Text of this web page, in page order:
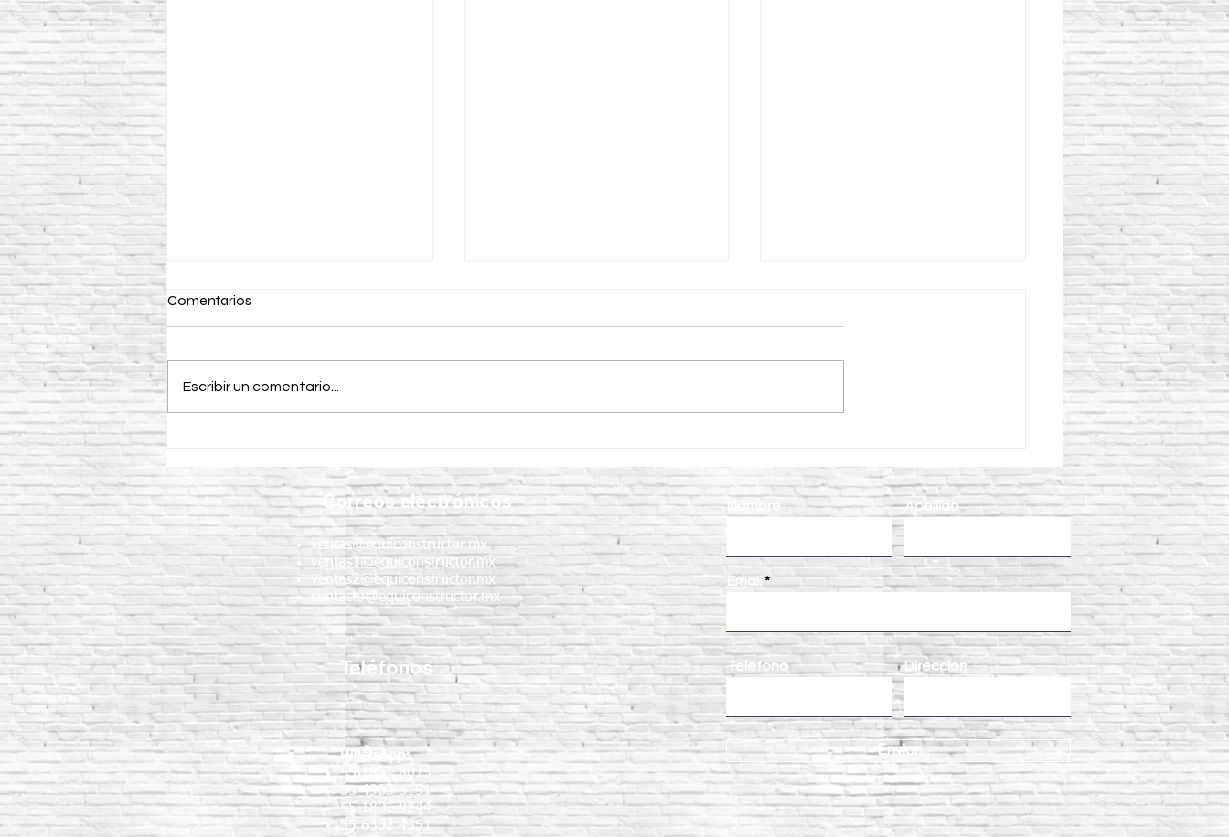
recomendaciones para obras
de concreto
del concreto
un concreto más resistente?
Comentarios
Escribir un comentario...
Correos electrónicos
ventas@equiconstructor.mx
ventas1@equiconstructor.mx
ventas2@equiconstructor.mx
contacto@equiconstructor.mx
Teléfonos
WhatsApp:
55 1801 8075
55 4983 5191
55 1801 9244
55 6302 4351
Nombre Apellido
Email
Teléfono Dirección
Enviar